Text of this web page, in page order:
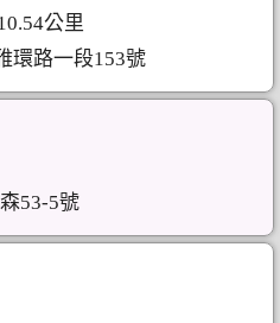
公里
環路一段153號
53-5號